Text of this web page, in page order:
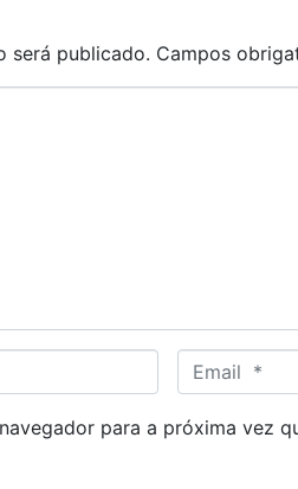
será publicado. Campos
m
a
para a próxima vez